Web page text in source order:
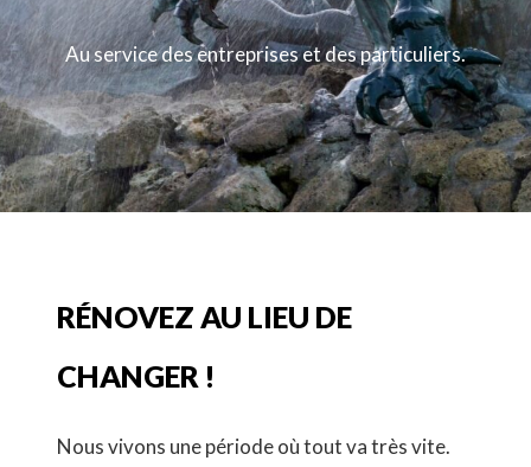
Au service des entreprises et des particuliers.
RÉNOVEZ AU LIEU DE
CHANGER !
Nous vivons une période où tout va très vite.